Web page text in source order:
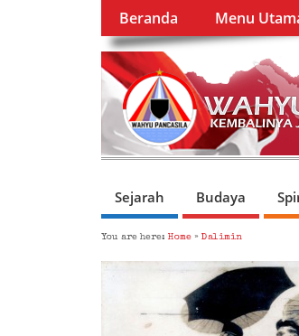
Beranda Menu
Sejarah Budaya
You are here: Home » Dalimin